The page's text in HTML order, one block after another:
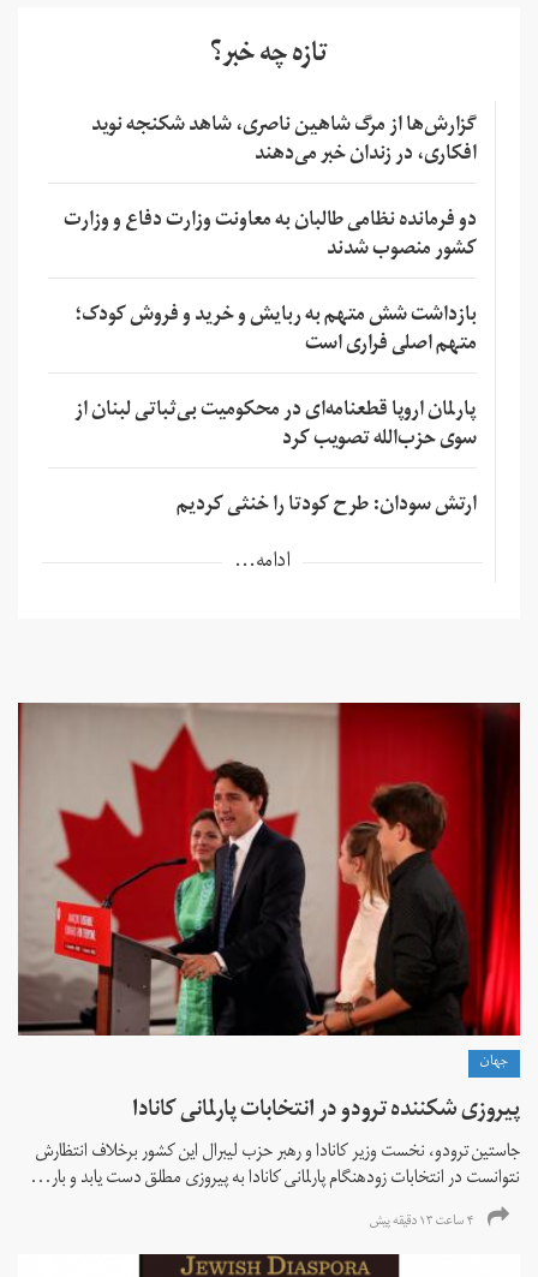
تازه چه خبر؟
گزارش‌ها از مرگ شاهین ناصری، شاهد شکنجه نوید
افکاری، در زندان خبر می‌دهند
دو فرمانده نظامی طالبان به معاونت وزارت دفاع و وزارت
کشور منصوب شدند
بازداشت شش متهم به ربایش و خرید و فروش کودک؛
متهم اصلی فراری است
پارلمان اروپا قطعنامه‌ای در محکومیت بی‌ثباتی لبنان از
سوی حزب‌الله تصویب کرد
ارتش سودان: طرح کودتا را خنثی کردیم
ادامه...
جهان
پیروزی شکننده ترودو در انتخابات پارلمانی کانادا
جاستین ترودو، نخست وزیر کانادا و رهبر حزب لیبرال این کشور برخلاف انتظارش
نتوانست در انتخابات زود‌هنگام پارلمانی کانادا به پیروزی مطلق دست یابد و بار...
۴ ساعت ۱۳ دقیقه پیش